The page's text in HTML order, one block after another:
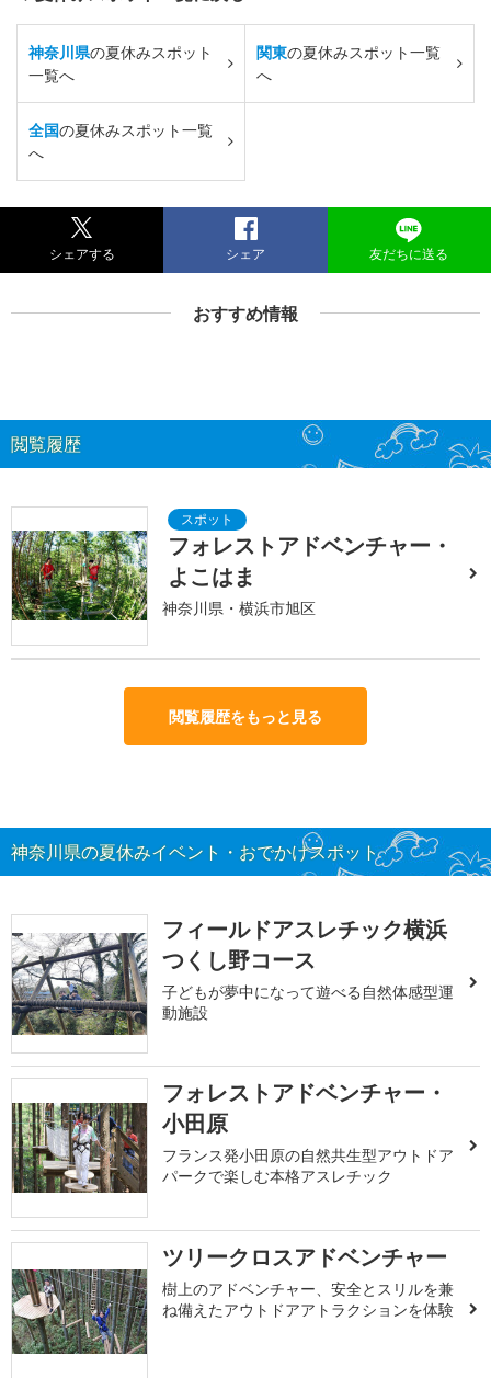
神奈川県の夏休みスポット
一覧へ
関東の夏休みスポット一覧
へ
全国の夏休みスポット一覧
へ
シェアする シェア 友だちに送る
おすすめ情報
閲覧履歴
フォレストアドベンチャー・
よこはま
神奈川県・横浜市旭区
閲覧履歴をもっと見る
神奈川県の夏休みイベント・おでかけスポット
フィールドアスレチック横浜
つくし野コース
子どもが夢中になって遊べる自然体感型運
動施設
フォレストアドベンチャー・
小田原
フランス発小田原の自然共生型アウトドア
パークで楽しむ本格アスレチック
ツリークロスアドベンチャー
樹上のアドベンチャー、安全とスリルを兼
ね備えたアウトドアアトラクションを体験